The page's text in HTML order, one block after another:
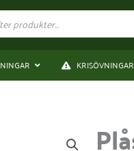
KRISÖVNINGAR